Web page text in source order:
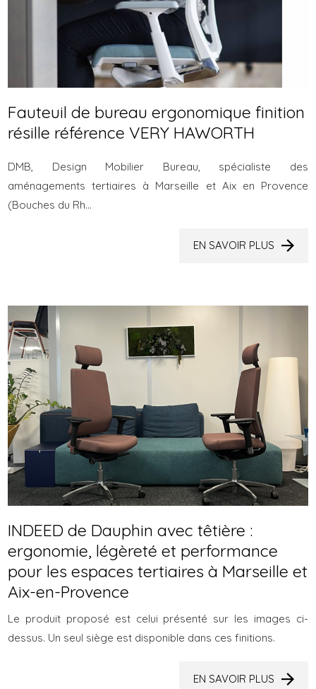
Fauteuil de bureau ergonomique finition
résille référence VERY HAWORTH
DMB, Design Mobilier Bureau, spécialiste des
aménagements tertiaires à Marseille et Aix en Provence
(Bouches du Rh...
EN SAVOIR PLUS
INDEED de Dauphin avec têtière :
ergonomie, légèreté et performance
pour les espaces tertiaires à Marseille et
Aix-en-Provence
Le produit proposé est celui présenté sur les images ci-
dessus. Un seul siège est disponible dans ces finitions.
EN SAVOIR PLUS